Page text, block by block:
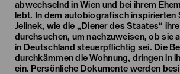
abwechselnd in Wien und bei ihrem
lebt. In dem autobiografisch inspirierten
Jelinek, wie die „Diener des Staates“
durchsuchen, um nachzuweisen, ob sie
in Deutschland steuerpflichtig sei. Die
durchkämmen die Wohnung, dringen in
ein. Persönliche Dokumente werden